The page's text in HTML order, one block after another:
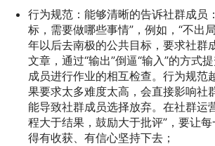
行为规范：能够清晰的告诉社群成员
标，需要做哪些事情”，例如，“不出
年以后去南极的公共目标，要求社群
文章，通过“输出”倒逼“输入”的方式
成员进行作业的相互检查。行为规范
果要求太多难度太高，会直接影响社
能导致社群成员选择放弃。在社群运
程大于结果，鼓励大于批评”，要让
得有收获、有信心坚持下去；